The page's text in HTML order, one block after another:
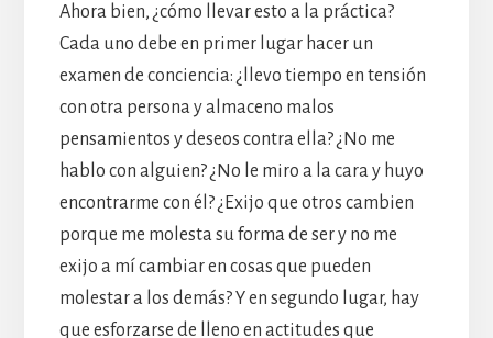
Ahora bien, ¿cómo llevar esto a la práctica?
Cada uno debe en primer lugar hacer un
examen de conciencia: ¿llevo tiempo en tensión
con otra persona y almaceno malos
pensamientos y deseos contra ella? ¿No me
hablo con alguien? ¿No le miro a la cara y huyo
encontrarme con él? ¿Exijo que otros cambien
porque me molesta su forma de ser y no me
exijo a mí cambiar en cosas que pueden
molestar a los demás? Y en segundo lugar, hay
que esforzarse de lleno en actitudes que